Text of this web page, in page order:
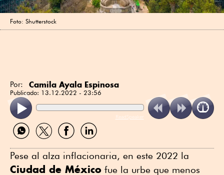
Foto: Shutterstock
Por: Camila Ayala Espinosa
Publicado: 13.12.2022 - 23:56
ReadSpeaker
Compartir
por
Compartir
por
Compartir
por
Compartir
por
Pese al alza inflacionaria, en este 2022 la
Ciudad de México fue la urbe que menos